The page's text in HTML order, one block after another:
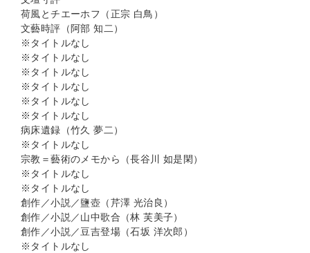
荷風とチエーホフ（正宗 白鳥）
文藝時評（阿部 知二）
※タイトルなし
※タイトルなし
※タイトルなし
※タイトルなし
※タイトルなし
※タイトルなし
病床遺録（竹久 夢二）
※タイトルなし
宗教＝藝術のメモから（長谷川 如是閑）
※タイトルなし
※タイトルなし
創作／小説／鹽壺（芹澤 光治良）
創作／小説／山中歌合（林 芙美子）
創作／小説／豆吉登場（石坂 洋次郎）
※タイトルなし